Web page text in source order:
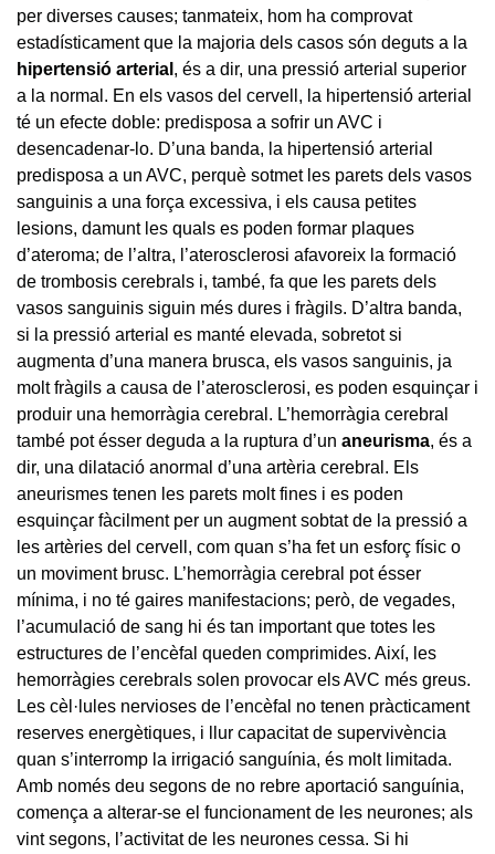
per diverses causes; tanmateix, hom ha comprovat
estadísticament que la majoria dels casos són deguts a la
hipertensió arterial , és a dir, una pressió arterial superior
a la normal. En els vasos del cervell, la hipertensió arterial
té un efecte doble: predisposa a sofrir un AVC i
desencadenar-lo. D’una banda, la hipertensió arterial
predisposa a un AVC, perquè sotmet les parets dels vasos
sanguinis a una força excessiva, i els causa petites
lesions, damunt les quals es poden formar plaques
d’ateroma; de l’altra, l’aterosclerosi afavoreix la formació
de trombosis cerebrals i, també, fa que les parets dels
vasos sanguinis siguin més dures i fràgils. D’altra banda,
si la pressió arterial es manté elevada, sobretot si
augmenta d’una manera brusca, els vasos sanguinis, ja
molt fràgils a causa de l’aterosclerosi, es poden esquinçar i
produir una hemorràgia cerebral. L’hemorràgia cerebral
també pot ésser deguda a la ruptura d’un aneurisma, és a
dir, una dilatació anormal d’una artèria cerebral. Els
aneurismes tenen les parets molt fines i es poden
esquinçar fàcilment per un augment sobtat de la pressió a
les artèries del cervell, com quan s’ha fet un esforç físic o
un moviment brusc. L’hemorràgia cerebral pot ésser
mínima, i no té gaires manifestacions; però, de vegades,
l’acumulació de sang hi és tan important que totes les
estructures de l’encèfal queden comprimides. Així, les
hemorràgies cerebrals solen provocar els AVC més greus.
Les cèl·lules nervioses de l’encèfal no tenen pràcticament
reserves energètiques, i llur capacitat de supervivència
quan s’interromp la irrigació sanguínia, és molt limitada.
Amb només deu segons de no rebre aportació sanguínia,
comença a alterar-se el funcionament de les neurones; als
vint segons, l’activitat de les neurones cessa. Si hi